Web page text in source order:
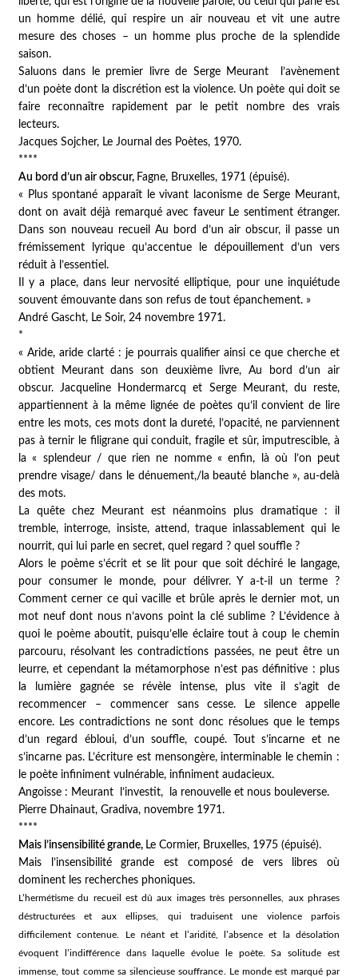
un homme délié, qui respire un air nouveau et vit une autre
mesure des choses – un homme plus proche de la splendide
saison.
Saluons dans le premier livre de Serge Meurant l’avènement
d’un poète dont la discrétion est la violence. Un poète qui doit se
faire reconnaître rapidement par le petit nombre des vrais
lecteurs.
Jacques Sojcher, Le Journal des Poètes, 1970.
****
Au bord d’un air obscur, Fagne, Bruxelles, 1971 (épuisé).
« Plus spontané apparaît le vivant laconisme de Serge Meurant,
dont on avait déjà remarqué avec faveur Le sentiment étranger.
Dans son nouveau recueilAu bord d’un air obscur, il passe un
frémissement lyrique qu’accentue le dépouillement d’un vers
réduit à l’essentiel.
Il y a place, dans leur nervosité elliptique, pour une inquiétude
souvent émouvante dans son refus de tout épanchement. »
André Gascht, Le Soir, 24 novembre 1971.
*
« Aride, aride clarté : je pourrais qualifier ainsi ce que cherche et
obtient Meurant dans son deuxième livre, Au bord d’un air
obscur. Jacqueline Hondermarcq et Serge Meurant, du reste,
appartiennent à la même lignée de poètes qu’il convient de lire
entre les mots, ces mots dont la dureté, l’opacité, ne parviennent
pas à ternir le filigrane qui conduit, fragile et sûr, imputrescible, à
la « splendeur / que rien ne nomme « enfin, là où l’on peut
prendre visage/ dans le dénuement,/la beauté blanche », au-delà
des mots.
La quête chez Meurant est néanmoins plus dramatique : il
tremble, interroge, insiste, attend, traque inlassablement qui le
nourrit, qui lui parle en secret, quel regard ? quel souffle ?
Alors le poème s’écrit et se lit pour que soit déchiré le langage,
pour consumer le monde, pour délivrer. Y a-t-il un terme ?
Comment cerner ce qui vacille et brûle après le dernier mot, un
mot neuf dont nous n’avons point la clé sublime ? L’évidence à
quoi le poème aboutit, puisqu’elle éclaire tout à coup le chemin
parcouru, résolvant les contradictions passées, ne peut être un
leurre, et cependant la métamorphose n’est pas définitive : plus
la lumière gagnée se révèle intense, plus vite il s’agit de
recommencer – commencer sans cesse. Le silence appelle
encore. Les contradictions ne sont donc résolues que le temps
d’un regard ébloui, d’un souffle, coupé. Tout s’incarne et ne
s’incarne pas. L’écriture est mensongère, interminable le chemin :
le poète infiniment vulnérable, infiniment audacieux.
Angoisse : Meurant l’investit, la renouvelle et nous bouleverse.
Pierre Dhainaut,Gradiva, novembre 1971.
****
Mais l’insensibilité grande, Le Cormier, Bruxelles, 1975 (épuisé).
Mais l’insensibilité grande est composé de vers libres où
dominent les recherches phoniques.
L’hermétisme du recueil est dû aux images très personnelles, aux phrases
déstructurées et aux ellipses, qui traduisent une violence parfois
difficilement contenue. Le néant et l’aridité, l’absence et la désolation
évoquent l’indifférence dans laquelle évolue le poète. Sa solitude est
immense, tout comme sa silencieuse souffrance. Le monde est marqué par